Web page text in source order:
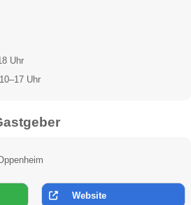
Uhr
Uhr
Website